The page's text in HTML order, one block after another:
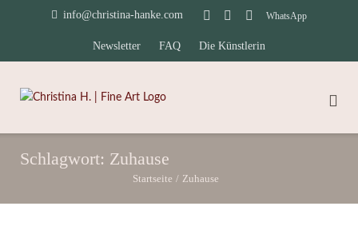
info@christina-hanke.com WhatsApp
Newsletter FAQ Die Künstlerin
Schlagwort: Zuhause
Startseite / Zuhause